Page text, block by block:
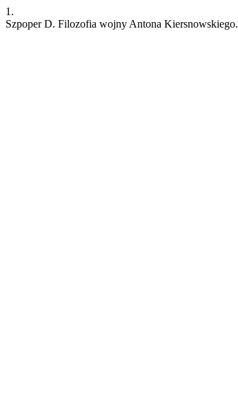
1.
Szpoper D. Filozofia wojny Antona Kiersnowskiego.